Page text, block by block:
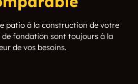
patio à la construction de votre
de fondation sont toujours à la
de vos besoins.